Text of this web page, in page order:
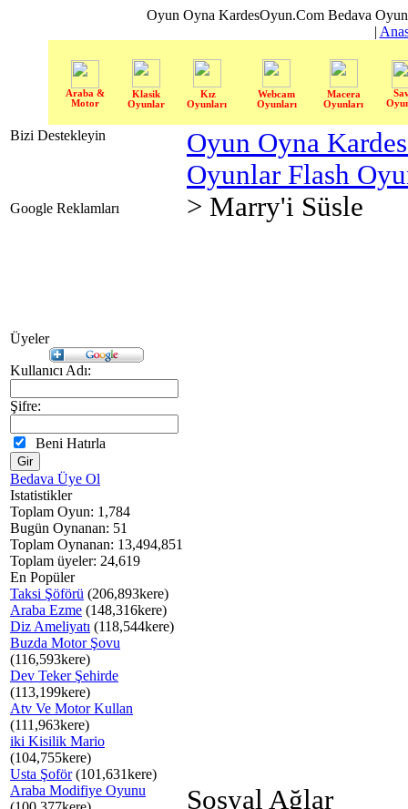
Oyun Oyna KardesOyun.Com Bedava
|
Araba &
Motor
Klasik
Oyunlar
Kız
Oyunları
Webcam
Oyunları
Macera
Oyunları
Bizi Destekleyin
Google Reklamları
Üyeler
Kullanıcı Adı:
Şifre:
Beni Hatırla
Bedava Üye Ol
Istatistikler
Toplam Oyun: 1,784
Bugün Oynanan: 51
Toplam Oynanan: 13,494,851
Toplam üyeler: 24,619
En Popüler
Taksi Şöförü (206,893kere)
Araba Ezme (148,316kere)
Diz Ameliyatı (118,544kere)
Buzda Motor Şovu
(116,593kere)
Dev Teker Şehirde
(113,199kere)
Atv Ve Motor Kullan
(111,963kere)
iki Kisilik Mario
(104,755kere)
Usta Şoför(101,631kere)
Araba Modifiye Oyunu
Oyun Oyna
Oyunlar Flash
> Marry'i Süsle
Sosyal Ağlar